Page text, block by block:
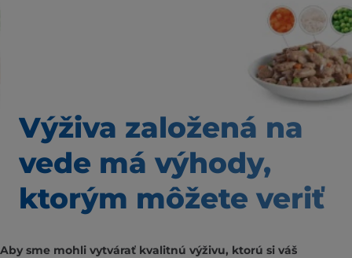
Výživa založená na
vede má výhody,
ktorým môžete veriť
Aby sme mohli vytvárať kvalitnú výživu, ktorú si váš